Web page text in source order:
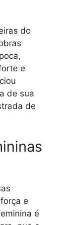
do
e
de sua
de
e
é